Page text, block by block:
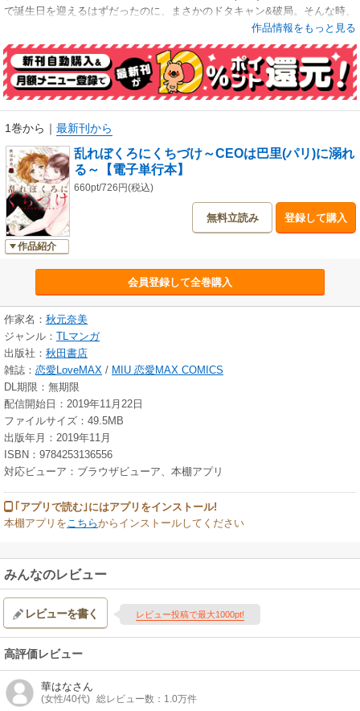
で誕生日を迎えるはずだったのに、まさかのドタキャン&破局。そんな時、
同じ位置に泣きぼくろを持つイケメン日本人を助けて…!? おそろいのほく
ろは運命の証し。愛の街・パリを舞台に繰り広げられるCEOとの運命の
恋!! 秘密の場所のおそろいのほくろは2人のエロスイッチ!! 普段人には見せ
ない、きわどい場所にあるおそろいのほくろ。彼はそれを「乱れぼくろ」
って呼んで愛してくれる…!! そして単行本でしか読めない描きおろしまん
がもあります。※この作品は雑誌「恋愛LoveMAX」「恋愛チェリーピン
ク」に掲載されたものを再編集したものです。デジタル配信版の雑誌「恋
愛LoveMAX」「恋愛チェリーピンク」をお求めになった方は、コンテンツ
内容が重複する場合がございますので、ご注意ください。
作品情報をもっと見る
1巻から ｜ 最新刊から
作品紹介
乱れぼくろにくちづけ～CEOは巴里(パリ)に溺れ
る～【電子単行本】
660pt/726円(税込)
無料立読み 登録して購入
会員登録して全巻購入
作家名： 秋元奈美
ジャンル： TLマンガ
出版社： 秋田書店
雑誌： 恋愛LoveMAX / MIU 恋愛MAX COMICS
DL期限：無期限
配信開始日：2019年11月22日
ファイルサイズ：49.5MB
出版年月：2019年11月
ISBN：9784253136556
対応ビューア：ブラウザビューア、本棚アプリ
｢アプリで読む｣にはアプリをインストール!
本棚アプリを こちらからインストールしてください
みんなのレビュー
レビューを書く レビュー投稿で最大1000pt!
高評価レビュー
華はなさん
(女性/40代) 総レビュー数：1.0万件